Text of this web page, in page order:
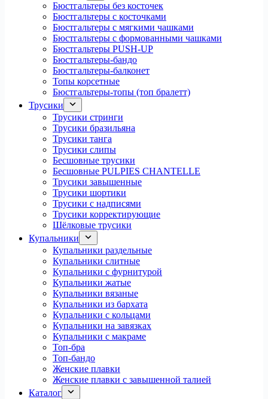
Бюстгальтеры без косточек
Бюстгальтеры с косточками
Бюстгальтеры с мягкими чашками
Бюстгальтеры с формованными чашками
Бюстгальтеры PUSH-UP
Бюстгальтеры-бандо
Бюстгальтеры-балконет
Топы корсетные
Бюстгальтеры-топы (топ бралетт)
Трусики
Трусики стринги
Трусики бразильяна
Трусики танга
Трусики слипы
Бесшовные трусики
Бесшовные PULPIES CHANTELLE
Трусики завышенные
Трусики шортики
Трусики с надписями
Трусики корректирующие
Шёлковые трусики
Купальники
Купальники раздельные
Купальники слитные
Купальники с фурнитурой
Купальники жатые
Купальники вязаные
Купальники из бархата
Купальники с кольцами
Купальники на завязках
Купальники с макраме
Топ-бра
Топ-бандо
Женские плавки
Женские плавки с завышенной талией
Каталог